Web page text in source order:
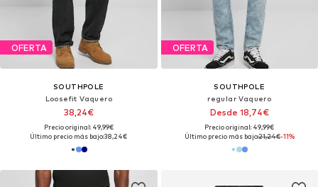
OFERTA
SOUTHPOLE
Loosefit Vaquero
38,24€
Precio original: 49,99€
Último precio más bajo:38,24€
OFERTA
SOUTHPOLE
regular Vaquero
Desde 18,74€
Precio original: 49,99€
Último precio más bajo:21,24€-11%